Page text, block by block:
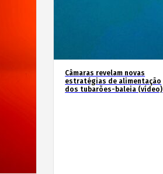
Câmaras revelam novas
estratégias de alimentação
dos tubarões-baleia (vídeo)